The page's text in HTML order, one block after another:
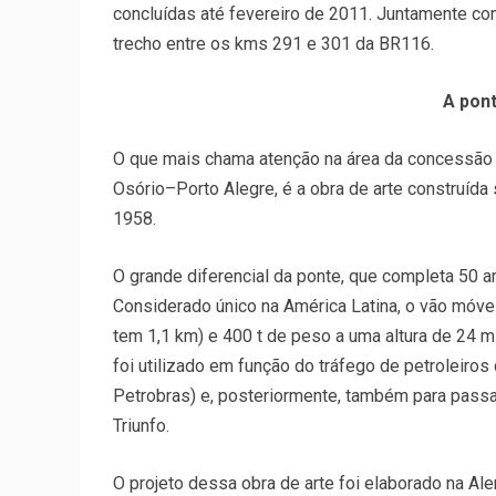
concluídas até fevereiro de 2011. Juntamente
trecho entre os kms 291 e 301 da BR116.
A
O que mais chama atenção na área da
Osório–Porto Alegre, é a obra de arte
1958.
O grande diferencial da ponte, que completa 50
Considerado único na América Latina, o vão
tem 1,1 km) e 400 t de peso a uma altura de 24
foi utilizado em função do tráfego de petroleiros
Petrobras) e, posteriormente, também para
Triunfo.
O projeto dessa obra de arte foi elaborado na